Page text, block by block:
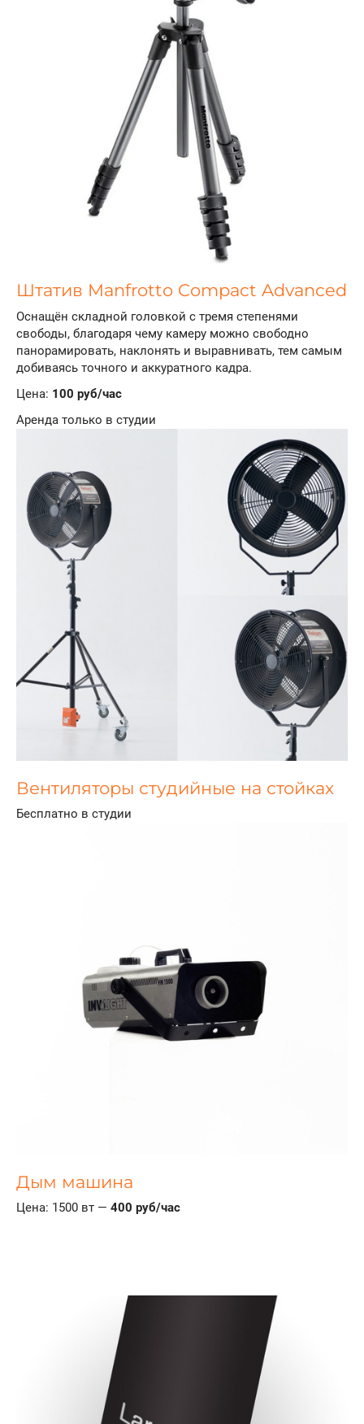
Штатив Manfrotto Compact Advanced
Оснащён складной головкой с тремя степенями
свободы, благодаря чему камеру можно свободно
панорамировать, наклонять и выравнивать, тем самым
добиваясь точного и аккуратного кадра.
Цена: 100 руб/час
Аренда только в студии
Вентиляторы студийные на стойках
Бесплатно в студии
Дым машина
Цена: 1500 вт — 400 руб/час